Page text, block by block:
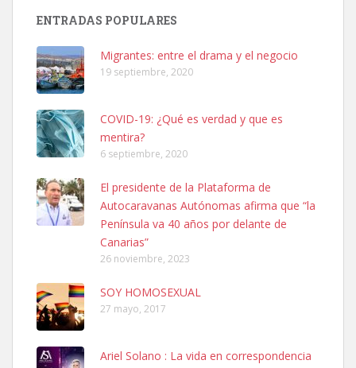
Leales.org » Gran Canaria
Ninfa perdida
El día 5 se los perdió una ninfa papillera, asustada tiene miedo a la
calle, se perdió por la zon...
Leales.org » Gran Canaria
6.7.2025
Adopcion
ENTRADAS POPULARES
Migrantes: entre el drama y el negocio
19 septiembre, 2020
COVID-19: ¿Qué es verdad y que es
mentira?
6 septiembre, 2020
El presidente de la Plataforma de
Autocaravanas Autónomas afirma que “la
Península va 40 años por delante de
Canarias”
26 noviembre, 2023
SOY HOMOSEXUAL
27 mayo, 2017
Ariel Solano : La vida en correspondencia